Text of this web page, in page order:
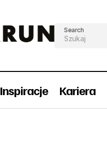
Search
Inspiracje Kariera